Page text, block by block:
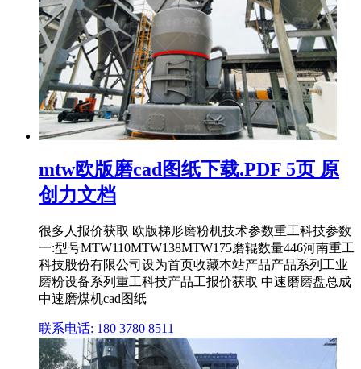
mtw欧版磨cad图纸下载.PDF 5页 原
创力文档
很多人报价获取 欧版梯形磨粉机技术参数重工科技参数
一:型号MTW110MTW138MTW175磨辊数量446河南重工
科技股份有限公司设为首页收藏本站产品产品系列工业
磨粉设备系列重工科技产品工报价获取 中速磨磨盘总成
中速磨煤机cad图纸
联系电话: 180 3780 8511